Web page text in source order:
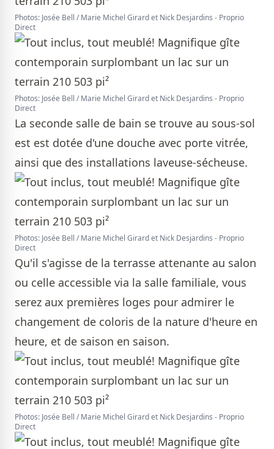
Photos: Josée Bell / Marie Michel Girard et Nick Desjardins - Proprio
Direct
Photos: Josée Bell / Marie Michel Girard et Nick Desjardins - Proprio
Direct
La seconde salle de bain se trouve au sous-sol
est est dotée d'une douche avec porte vitrée,
ainsi que des installations laveuse-sécheuse.
Photos: Josée Bell / Marie Michel Girard et Nick Desjardins - Proprio
Direct
Qu'il s'agisse de la terrasse attenante au salon
ou celle accessible via la salle familiale, vous
serez aux premières loges pour admirer le
changement de coloris de la nature d'heure en
heure, et de saison en saison.
Photos: Josée Bell / Marie Michel Girard et Nick Desjardins - Proprio
Direct